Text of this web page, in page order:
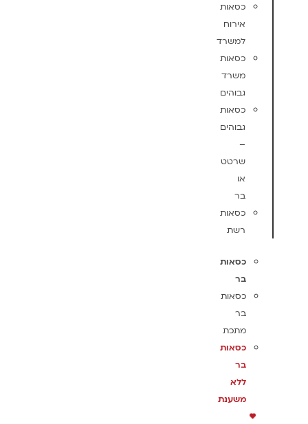
כסאות
אירוח
למשרד
כסאות
משרד
גבוהים
כסאות
גבוהים
–
שרטט
או
בר
כסאות
רשת
כסאות
בר
כסאות
בר
מתכת
כסאות
בר
ללא
משענת